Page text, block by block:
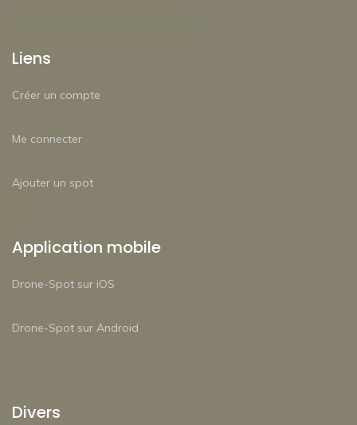
Liens
Créer un compte
Me connecter
Ajouter un spot
Application mobile
Drone-Spot sur iOS
Drone-Spot sur Android
Divers